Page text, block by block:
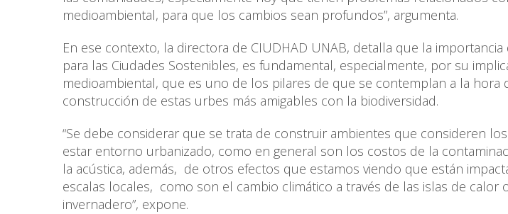
medioambiental, para que los cambios sean profundos”, argumenta.
En ese contexto, la directora de CIUDHAD UNAB, detalla que la
para las Ciudades Sostenibles, es fundamental, especialmente, por su
medioambiental, que es uno de los pilares de que se contemplan a la hora
construcción de estas urbes más amigables con la biodiversidad.
“Se debe considerar que se trata de construir ambientes que consideren
estar entorno urbanizado, como en general son los costos de la
la acústica, además, de otros efectos que estamos viendo que están
escalas locales, como son el cambio climático a través de las islas de calor
invernadero”, expone.